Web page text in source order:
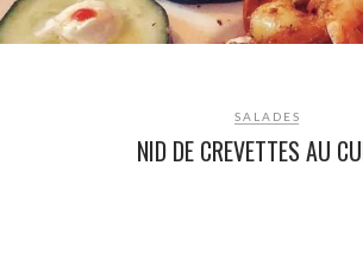
SALADES
NID DE CREVETTES AU